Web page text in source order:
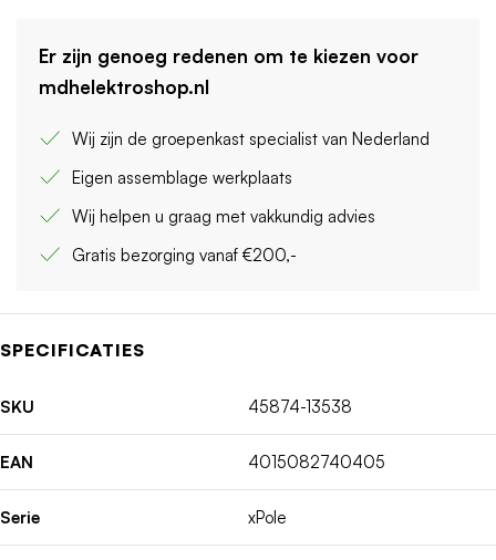
Er zijn genoeg redenen om te kiezen voor
mdhelektroshop.nl
Wij zijn de groepenkast specialist van Nederland
Eigen assemblage werkplaats
Wij helpen u graag met vakkundig advies
Gratis bezorging vanaf €200,-
SPECIFICATIES
SKU 45874-13538
EAN 4015082740405
Serie xPole